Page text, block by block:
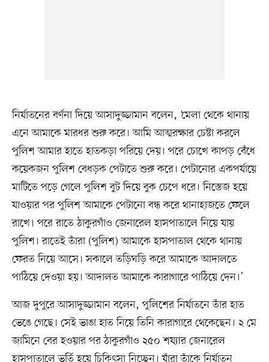
নির্যাতনের বর্ণনা দিয়ে আসাদুজ্জামান বলেন, ‘মেলা থেকে থানায়
এনে আমাকে মারধর শুরু করে। আমি আত্মরক্ষার চেষ্টা করলে
পুলিশ আমার হাতে হাতকড়া পরিয়ে দেয়। পরে চোখে কাপড় বেঁধে
কয়েকজন পুলিশ বেধড়ক পেটাতে শুরু করে। পেটানোর একপর্যায়ে
মাটিতে পড়ে গেলে পুলিশ বুট দিয়ে বুক চেপে ধরে। নিস্তেজ হয়ে
যাওয়ার পর পুলিশ আমাকে পেটানো বন্ধ করে থানাহাজতে ফেলে
রাখে। পরে রাতে ঠাকুরগাঁও জেনারেল হাসপাতালে নিয়ে যায়
পুলিশ। রাতেই তাঁরা (পুলিশ) আমাকে হাসপাতাল থেকে থানায়
ফেরত নিয়ে আসে। সকালে তড়িঘড়ি করে আমাকে আদালতে
পাঠিয়ে দেওয়া হয়। আদালত আমাকে কারাগারে পাঠিয়ে দেন।’
আজ দুপুরে আসাদুজ্জামান বলেন, পুলিশের নির্যাতনে তাঁর হাত
ভেঙে গেছে। সেই ভাঙা হাত নিয়ে তিনি কারাগারে থেকেছেন। ২ মে
জামিনে বের হওয়ার পর ঠাকুরগাঁও ২৫০ শয্যার জেনারেল